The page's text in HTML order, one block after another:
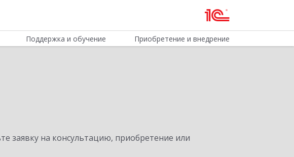
Поддержка и обучение Приобретение и внедрение
заявку на консультацию, приобретение или